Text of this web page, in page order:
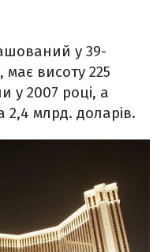
у 39-
має висоту 225
у 2007 році, а
2,4 млрд. доларів.